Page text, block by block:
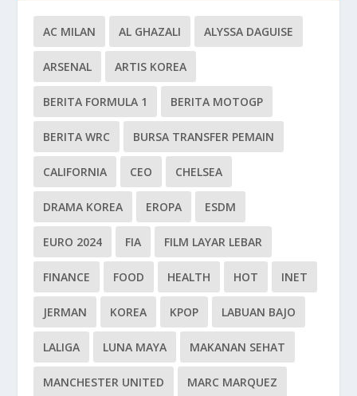
AC MILAN AL GHAZALI ALYSSA DAGUISE
ARSENAL ARTIS KOREA
BERITA FORMULA 1 BERITA MOTOGP
BERITA WRC BURSA TRANSFER PEMAIN
CALIFORNIA CEO CHELSEA
DRAMA KOREA EROPA ESDM
EURO 2024 FIA FILM LAYAR LEBAR
FINANCE FOOD HEALTH HOT INET
JERMAN KOREA KPOP LABUAN BAJO
LALIGA LUNA MAYA MAKANAN SEHAT
MANCHESTER UNITED MARC MARQUEZ